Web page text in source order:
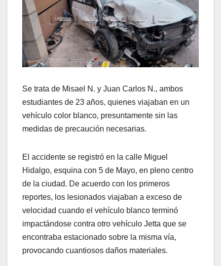
Se trata de Misael N. y Juan Carlos N., ambos
estudiantes de 23 años, quienes viajaban en un
vehículo color blanco, presuntamente sin las
medidas de precaución necesarias.
El accidente se registró en la calle Miguel
Hidalgo, esquina con 5 de Mayo, en pleno centro
de la ciudad. De acuerdo con los primeros
reportes, los lesionados viajaban a exceso de
velocidad cuando el vehículo blanco terminó
impactándose contra otro vehículo Jetta que se
encontraba estacionado sobre la misma vía,
provocando cuantiosos daños materiales.